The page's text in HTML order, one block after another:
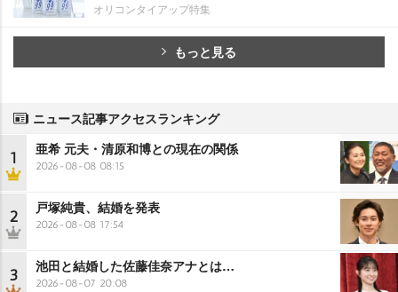
オリコンタイアップ特集
もっと見る
ニュース記事アクセスランキング
1 亜希 元夫・清原和博との現在の関係
2026-08-08 08:15
2 戸塚純貴、結婚を発表
2026-08-08 17:54
3 池田と結婚した佐藤佳奈アナとは…
2026-08-07 20:08